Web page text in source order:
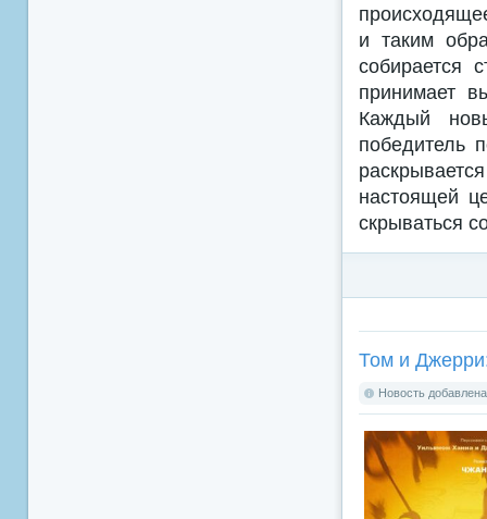
и таким
собирается
принимает
Каждый
победитель
настоящей
скрываться
Том и
Новость